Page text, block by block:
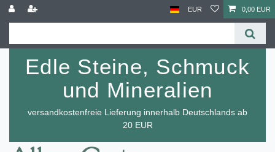
EUR 0,00 EUR
Edle Steine, Schmuck
und Mineralien
versandkostenfreie Lieferung innerhalb Deutschlands ab
20 EUR